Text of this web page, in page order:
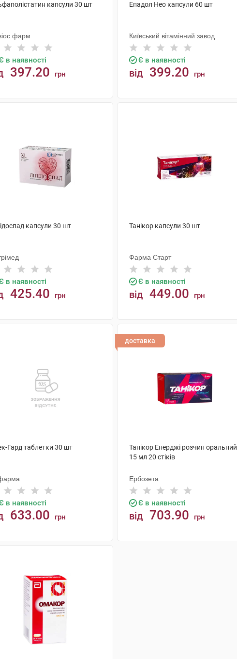
капсули 30 шт
фарм
в наявності
397.20 грн
Епадол Нео капсули 60 шт
Київський вітамінний завод
Є в наявності
від 399.20 грн
капсули 30 шт
в наявності
425.40 грн
Танікор капсули 30 шт
Фарма Старт
Є в наявності
від 449.00 грн
Гард таблетки 30 шт
в наявності
633.00 грн
доставка
Танікор Енерджі розчин оральний
15 мл 20 стіків
Ербозета
Є в наявності
від 703.90 грн